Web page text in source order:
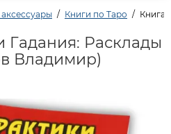
Книги по Таро Книга
Гадания: Расклады
Владимир)